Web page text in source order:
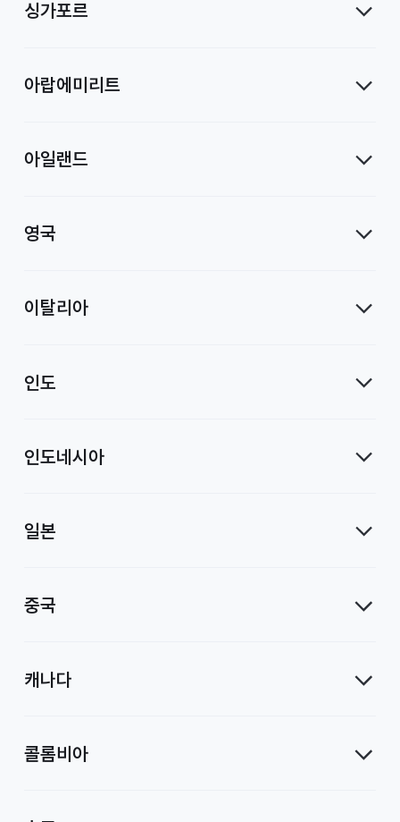
싱가포르
아랍에미리트
아일랜드
영국
이탈리아
인도
인도네시아
일본
중국
캐나다
콜롬비아